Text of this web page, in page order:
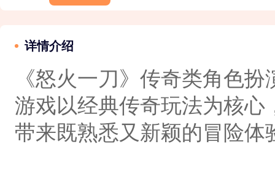
详情介绍
《怒火一刀》传奇类角色
游戏以经典传奇玩法为核心
带来既熟悉又新颖的冒险体